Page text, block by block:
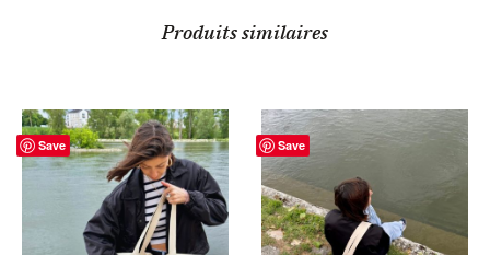
Produits similaires
Save Save